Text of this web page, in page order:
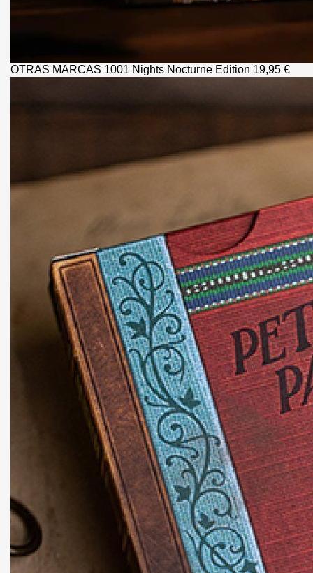
OTRAS MARCAS 1001 Nights Nocturne Edition 19,95 €